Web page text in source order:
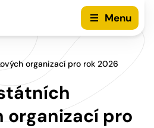
Menu
organizací pro rok 2026
organizací pro